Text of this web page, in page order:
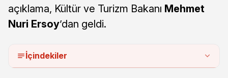
açıklama, Kültür ve Turizm Bakanı Mehmet
Nuri Ersoy’dan geldi.
İçindekiler